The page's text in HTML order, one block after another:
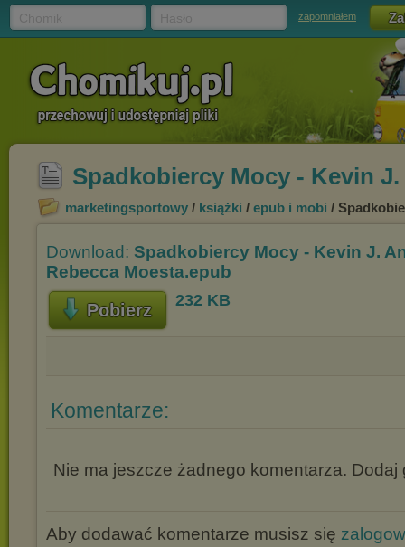
zapomniałem
Spadkobiercy Mocy - Kevin
marketingsportowy / książki / epub i mobi /
Download: Spadkobiercy Mocy - Kevin J.
Rebecca Moesta.epub
Pobierz 232 KB
Komentarze:
Nie ma jeszcze żadnego komentarza. Dodaj
Aby dodawać komentarze musisz się